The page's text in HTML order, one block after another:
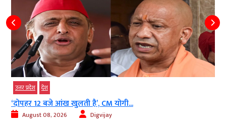
उत्तर प्रदेश देश
‘दोपहर 12 बजे आंख खुलती है’, CM योगी...
August 08, 2026 Digvijay